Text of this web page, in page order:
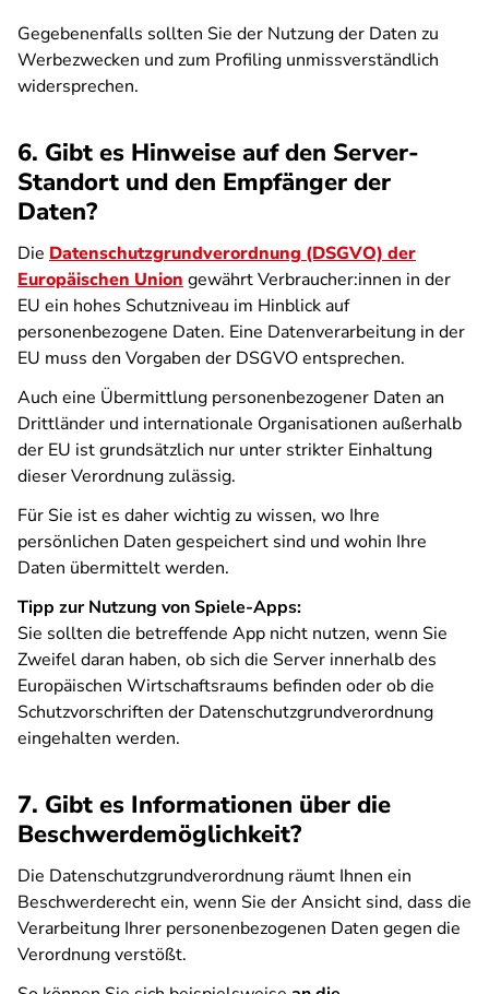
Gegebenenfalls sollten Sie der Nutzung der Daten zu
Werbezwecken und zum Profiling unmissverständlich
widersprechen.
6. Gibt es Hinweise auf den Server-
Standort und den Empfänger der
Daten?
Die Datenschutzgrundverordnung (DSGVO) der
Europäischen Union gewährt Verbraucher:innen in der
EU ein hohes Schutzniveau im Hinblick auf
personenbezogene Daten. Eine Datenverarbeitung in der
EU muss den Vorgaben der DSGVO entsprechen.
Auch eine Übermittlung personenbezogener Daten an
Drittländer und internationale Organisationen außerhalb
der EU ist grundsätzlich nur unter strikter Einhaltung
dieser Verordnung zulässig.
Für Sie ist es daher wichtig zu wissen, wo Ihre
persönlichen Daten gespeichert sind und wohin Ihre
Daten übermittelt werden.
Tipp zur Nutzung von Spiele-Apps:
Sie sollten die betreffende App nicht nutzen, wenn Sie
Zweifel daran haben, ob sich die Server innerhalb des
Europäischen Wirtschaftsraums befinden oder ob die
Schutzvorschriften der Datenschutzgrundverordnung
eingehalten werden.
7. Gibt es Informationen über die
Beschwerdemöglichkeit?
Die Datenschutzgrundverordnung räumt Ihnen ein
Beschwerderecht ein, wenn Sie der Ansicht sind, dass die
Verarbeitung Ihrer personenbezogenen Daten gegen die
Verordnung verstößt.